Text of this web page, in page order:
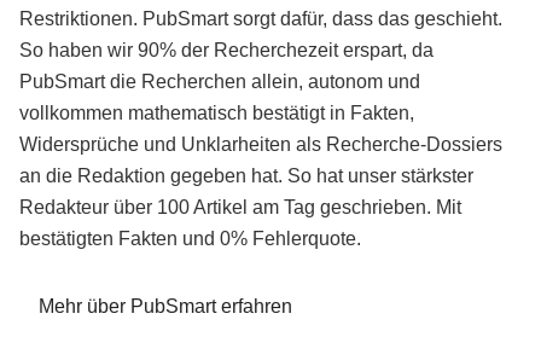
Restriktionen. PubSmart sorgt dafür, dass das geschieht.
So haben wir 90% der Recherchezeit erspart, da
PubSmart die Recherchen allein, autonom und
vollkommen mathematisch bestätigt in Fakten,
Widersprüche und Unklarheiten als Recherche-Dossiers
an die Redaktion gegeben hat. So hat unser stärkster
Redakteur über 100 Artikel am Tag geschrieben. Mit
bestätigten Fakten und 0% Fehlerquote.
Mehr über PubSmart erfahren